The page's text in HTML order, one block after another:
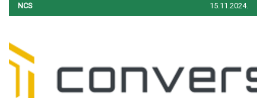
NCS 15.11.2024.